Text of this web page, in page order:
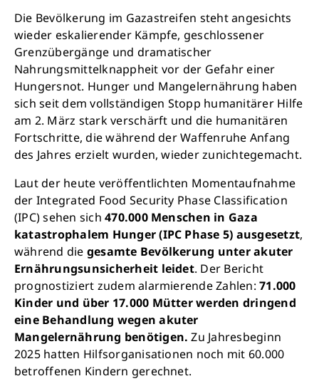
Die Bevölkerung im Gazastreifen steht angesichts
wieder eskalierender Kämpfe, geschlossener
Grenzübergänge und dramatischer
Nahrungsmittelknappheit vor der Gefahr einer
Hungersnot. Hunger und Mangelernährung haben
sich seit dem vollständigen Stopp humanitärer Hilfe
am 2. März stark verschärft und die humanitären
Fortschritte, die während der Waffenruhe Anfang
des Jahres erzielt wurden, wieder zunichtegemacht.
Laut der heute veröffentlichten Momentaufnahme
der Integrated Food Security Phase Classification
(IPC) sehen sich470.000 Menschen in Gaza
katastrophalem Hunger (IPC Phase 5) ausgesetzt,
während die gesamte Bevölkerung unter akuter
Ernährungsunsicherheit leidet. Der Bericht
prognostiziert zudem alarmierende Zahlen:71.000
Kinder und über 17.000 Mütter werden dringend
eine Behandlung wegen akuter
Mangelernährung benötigen. Zu Jahresbeginn
2025 hatten Hilfsorganisationen noch mit 60.000
betroffenen Kindern gerechnet.